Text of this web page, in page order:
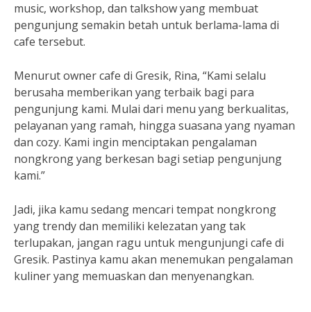
music, workshop, dan talkshow yang membuat
pengunjung semakin betah untuk berlama-lama di
cafe tersebut.
Menurut owner cafe di Gresik, Rina, “Kami selalu
berusaha memberikan yang terbaik bagi para
pengunjung kami. Mulai dari menu yang berkualitas,
pelayanan yang ramah, hingga suasana yang nyaman
dan cozy. Kami ingin menciptakan pengalaman
nongkrong yang berkesan bagi setiap pengunjung
kami.”
Jadi, jika kamu sedang mencari tempat nongkrong
yang trendy dan memiliki kelezatan yang tak
terlupakan, jangan ragu untuk mengunjungi cafe di
Gresik. Pastinya kamu akan menemukan pengalaman
kuliner yang memuaskan dan menyenangkan.